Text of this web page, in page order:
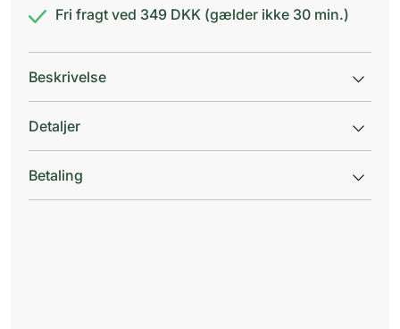
Fri fragt ved 349 DKK (gælder ikke 30 min.)
Beskrivelse
Detaljer
Betaling